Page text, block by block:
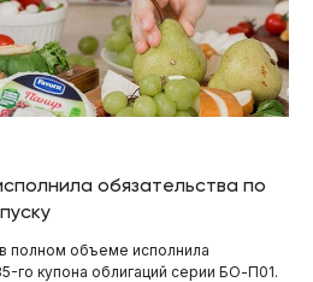
обязательства по
полном объеме исполнила
го купона облигаций серии БО-П01.